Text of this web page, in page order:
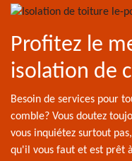
Profitez le
isolation de
Besoin de services pour
comble? Vous doutez
vous inquiétez surtout
qu'il vous faut et est prêt